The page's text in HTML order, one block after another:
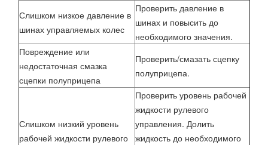
Слишком низкое давление в
шинах управляемых колес
Проверить давление в
шинах и повысить до
необходимого значения.
Повреждение или
недостаточная смазка
сцепки полуприцепа
Проверить/смазать сцепку
полуприцепа.
Слишком низкий уровень
рабочей жидкости рулевого
Проверить уровень рабочей
жидкости рулевого
управления. Долить
жидкость до необходимого